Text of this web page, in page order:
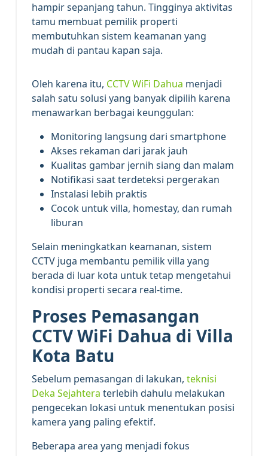
hampir sepanjang tahun. Tingginya aktivitas
tamu membuat pemilik properti
membutuhkan sistem keamanan yang
mudah di pantau kapan saja.
Oleh karena itu, CCTV WiFi Dahua menjadi
salah satu solusi yang banyak dipilih karena
menawarkan berbagai keunggulan:
Monitoring langsung dari smartphone
Akses rekaman dari jarak jauh
Kualitas gambar jernih siang dan malam
Notifikasi saat terdeteksi pergerakan
Instalasi lebih praktis
Cocok untuk villa, homestay, dan rumah
liburan
Selain meningkatkan keamanan, sistem
CCTV juga membantu pemilik villa yang
berada di luar kota untuk tetap mengetahui
kondisi properti secara real-time.
Proses Pemasangan
CCTV WiFi Dahua di Villa
Kota Batu
Sebelum pemasangan di lakukan, teknisi
Deka Sejahtera terlebih dahulu melakukan
pengecekan lokasi untuk menentukan posisi
kamera yang paling efektif.
Beberapa area yang menjadi fokus